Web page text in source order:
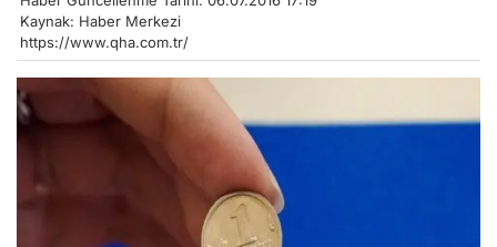
Kaynak: Haber Merkezi
https://www.qha.com.tr/